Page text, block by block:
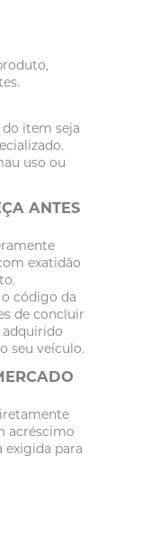
item seja
uso ou
ANTES
exatidão
código da
de concluir
seu veículo.
acréscimo
exigida para